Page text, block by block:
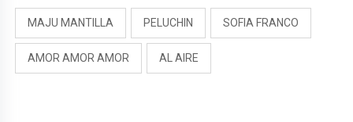
MAJU MANTILLA PELUCHIN SOFIA FRANCO
AMOR AMOR AMOR AL AIRE